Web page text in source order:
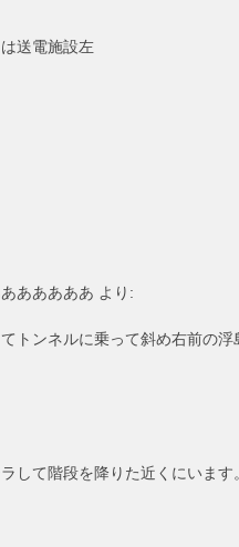
送電施設左
あああああ より:
トンネルに乗って斜め右前の浮
して階段を降りた近くにいま